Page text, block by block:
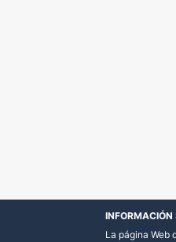
INFORMACIÓN
La página Web